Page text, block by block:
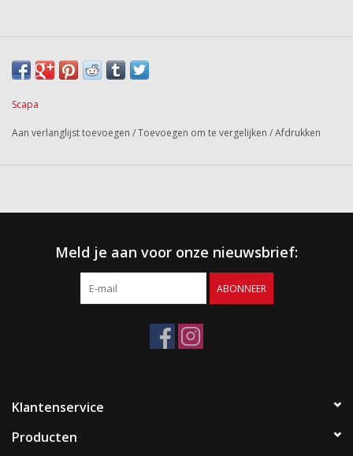
Scapa
Aan verlanglijst toevoegen /Toevoegen om te vergelijken /Afdrukken
Meld je aan voor onze nieuwsbrief:
ABONNEER
Klantenservice
Producten